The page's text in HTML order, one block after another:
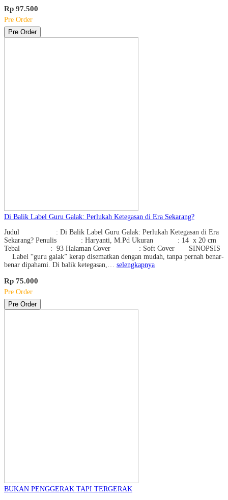
Rp 97.500
Pre Order
Pre Order
Di Balik Label Guru Galak: Perlukah Ketegasan di Era Sekarang?
Judul : Di Balik Label Guru Galak: Perlukah Ketegasan di Era
Sekarang? Penulis : Haryanti, M.Pd Ukuran : 14 x 20 cm
Tebal : 93 Halaman Cover : Soft Cover SINOPSIS
Label “guru galak” kerap disematkan dengan mudah, tanpa pernah benar-
benar dipahami. Di balik ketegasan,… selengkapnya
Rp 75.000
Pre Order
Pre Order
BUKAN PENGGERAK TAPI TERGERAK